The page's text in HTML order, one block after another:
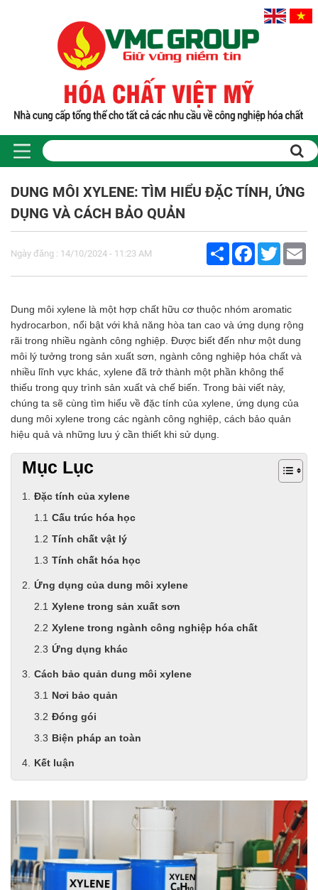
DUNG MÔI XYLENE: TÌM HIỂU ĐẶC TÍNH, ỨNG
DỤNG VÀ CÁCH BẢO QUẢN
Ngày đăng : 14/10/2024 - 11:23 AM
Share FacebookTwitter
Dung môi xylene là một hợp chất hữu cơ thuộc nhóm aromatic
hydrocarbon, nổi bật với khả năng hòa tan cao và ứng dụng rộng
rãi trong nhiều ngành công nghiệp. Được biết đến như một dung
môi lý tưởng trong sản xuất sơn, ngành công nghiệp hóa chất và
nhiều lĩnh vực khác, xylene đã trở thành một phần không thể
thiếu trong quy trình sản xuất và chế biến. Trong bài viết này,
chúng ta sẽ cùng tìm hiểu về đặc tính của xylene, ứng dụng của
dung môi xylene trong các ngành công nghiệp, cách bảo quản
hiệu quả và những lưu ý cần thiết khi sử dụng.
Mục Lục
Đặc tính của xylene
Cấu trúc hóa học
Tính chất vật lý
Tính chất hóa học
Ứng dụng của dung môi xylene
Xylene trong sản xuất sơn
Xylene trong ngành công nghiệp hóa chất
Ứng dụng khác
Cách bảo quản dung môi xylene
Nơi bảo quản
Đóng gói
Biện pháp an toàn
Kết luận